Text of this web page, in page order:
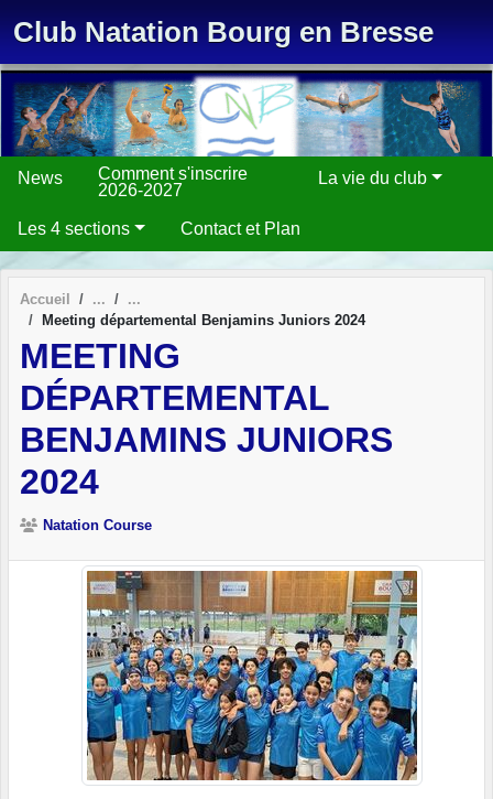
Club Natation Bourg en Bresse
News
Comment s'inscrire
2026-2027
La vie du club
Les 4 sections Contact et Plan
Accueil
Meeting départemental Benjamins Juniors 2024
MEETING
DÉPARTEMENTAL
BENJAMINS JUNIORS
2024
Natation Course